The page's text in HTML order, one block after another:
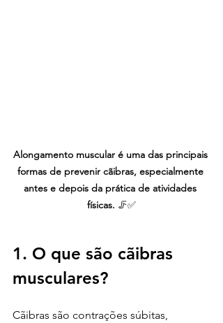
Alongamento muscular é uma das principais
formas de prevenir cãibras, especialmente
antes e depois da prática de atividades
físicas. 🦵✅
1. O que são cãibras
musculares?
Cãibras são contrações súbitas,